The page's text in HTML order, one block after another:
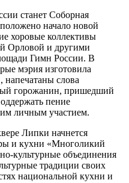
станет Соборная
начало новой
хоровые коллективы
Орловой и другими
Гимн России. В
мэрия изготовила
напечатаны слова
горожанин, пришедший
пение
личным участием.
Липки начнется
и кухни «Многоликий
культурные объединения
традиции своих
национальной кухни и